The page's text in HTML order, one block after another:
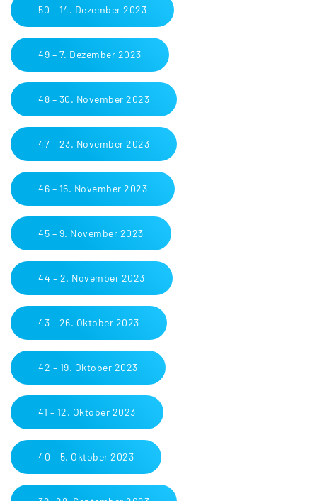
50 – 14. Dezember 2023
49 – 7. Dezember 2023
48 – 30. November 2023
47 – 23. November 2023
46 – 16. November 2023
45 – 9. November 2023
44 – 2. November 2023
43 – 26. Oktober 2023
42 – 19. Oktober 2023
41 – 12. Oktober 2023
40 – 5. Oktober 2023